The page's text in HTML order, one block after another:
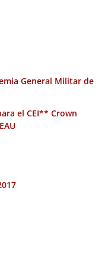
General Militar de
el CEI** Crown